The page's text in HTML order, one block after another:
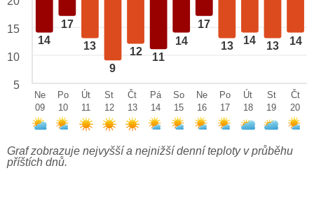
14
17
13
9
12 11
14
17
13 14 13 14
15
10
5
Ne
09
Po
10
Út
11
St
12
Čt
13
Pá
14
So
15
Ne
16
Po
17
Út
18
St
19
Čt
20
Graf zobrazuje nejvyšší a nejnižší denní teploty v průběhu
příštích dnů.